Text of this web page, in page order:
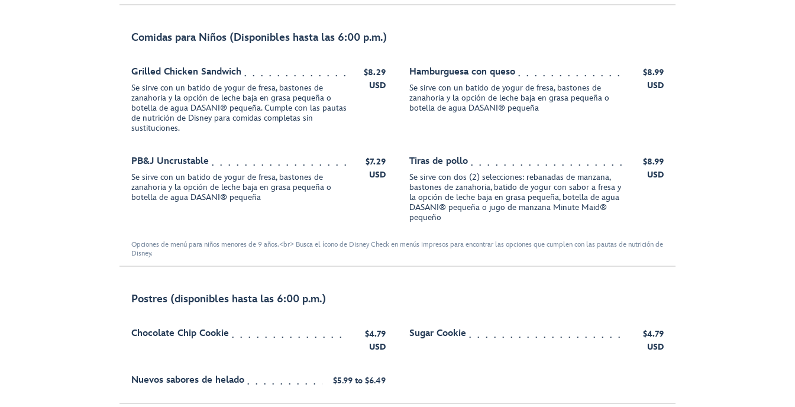
Comidas para Niños (Disponibles hasta las 6:00 p.m.)
Grilled Chicken Sandwich
Se sirve con un batido de yogur de fresa, bastones de
zanahoria y la opción de leche baja en grasa pequeña o
botella de agua DASANI® pequeña. Cumple con las pautas
de nutrición de Disney para comidas completas sin
sustituciones.
$8.29
USD
Hamburguesa con queso
Se sirve con un batido de yogur de fresa, bastones de
zanahoria y la opción de leche baja en grasa pequeña o
botella de agua DASANI® pequeña
$8.99
USD
PB&J Uncrustable
Se sirve con un batido de yogur de fresa, bastones de
zanahoria y la opción de leche baja en grasa pequeña o
botella de agua DASANI® pequeña
$7.29
USD
Tiras de pollo
Se sirve con dos (2) selecciones: rebanadas de manzana,
bastones de zanahoria, batido de yogur con sabor a fresa y
la opción de leche baja en grasa pequeña, botella de agua
DASANI® pequeña o jugo de manzana Minute Maid®
pequeño
$8.99
USD
Opciones de menú para niños menores de 9 años.<br> Busca el ícono de Disney Check en menús impresos para encontrar las opciones que cumplen con las pautas de nutrición de
Disney.
Postres (disponibles hasta las 6:00 p.m.)
Chocolate Chip Cookie
$4.79
USD
Sugar Cookie
$4.79
USD
Nuevos sabores de helado $5.99 to $6.49